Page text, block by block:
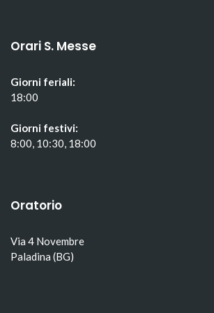
Orari S. Messe
Giorni feriali:
18:00
Giorni festivi:
8:00, 10:30, 18:00
Oratorio
Via 4 Novembre
Paladina (BG)